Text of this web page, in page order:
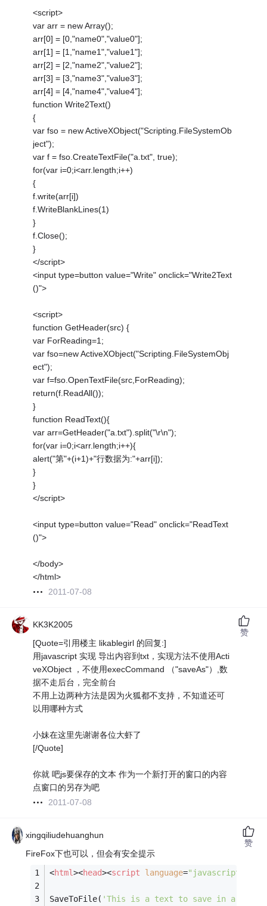
<script>
var arr = new Array();
arr[0] = [0,"name0","value0"];
arr[1] = [1,"name1","value1"];
arr[2] = [2,"name2","value2"];
arr[3] = [3,"name3","value3"];
arr[4] = [4,"name4","value4"];
function Write2Text()
{
var fso = new ActiveXObject("Scripting.FileSystemOb
ject");
var f = fso.CreateTextFile("a.txt", true);
for(var i=0;i<arr.length;i++)
{
f.write(arr[i])
f.WriteBlankLines(1)
}
f.Close();
}
</script>
<input type=button value="Write" onclick="Write2Text
()">
<script>
function GetHeader(src) {
var ForReading=1;
var fso=new ActiveXObject("Scripting.FileSystemObj
ect");
var f=fso.OpenTextFile(src,ForReading);
return(f.ReadAll());
}
function ReadText(){
var arr=GetHeader("a.txt").split("\r\n");
for(var i=0;i<arr.length;i++){
alert("第"+(i+1)+"行数据为:"+arr[i]);
}
}
</script>
<input type=button value="Read" onclick="ReadText
()">
</body>
</html>
2011-07-08
KK3K2005
[Quote=引用楼主 likablegirl 的回复:]
用javascript 实现 导出内容到txt，实现方法不使用Acti
veXObject ，不使用execCommand （"saveAs"）,数
据不走后台，完全前台
不用上边两种方法是因为火狐都不支持，不知道还可
以用哪种方式
小妹在这里先谢谢各位大虾了
[/Quote]
你就 吧js要保存的文本 作为一个新打开的窗口的内容
点窗口的另存为吧
2011-07-08
赞
xingqiliudehuanghun
FireFox下也可以，但会有安全提示
<html><head><script language="javascript"
SaveToFile( 'This is a text to save in a file'
赞